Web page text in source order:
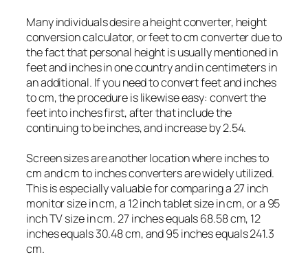
Many individuals desire a height converter, height
conversion calculator, or feet to cm converter due to
the fact that personal height is usually mentioned in
feet and inches in one country and in centimeters in
an additional. If you need to convert feet and inches
to cm, the procedure is likewise easy: convert the
feet into inches first, after that include the
continuing to be inches, and increase by 2.54.
Screen sizes are another location where inches to
cm and cm to inches converters are widely utilized.
This is especially valuable for comparing a 27 inch
monitor size in cm, a 12 inch tablet size in cm, or a 95
inch TV size in cm. 27 inches equals 68.58 cm, 12
inches equals 30.48 cm, and 95 inches equals 241.3
cm.